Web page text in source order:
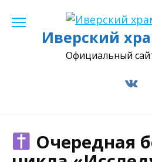
содержаниюИверский
Официальный
Очередная